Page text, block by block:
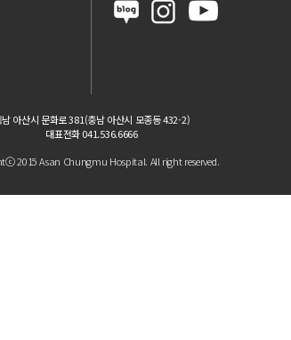
남 아산시 문화로 381(충남 아산시 모종동 432-2)
대표전화 041.536.6666
2015 Asan Chungmu Hospital. All right reserved.